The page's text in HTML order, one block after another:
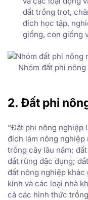
đất trồng trọt,
đích học tập,
giống, con giống
Nhóm đất phi
2. Đất phi
“Đất phi nông nghiệp
đích làm nông nghiệp
trồng cây lâu năm;
đất rừng đặc dụng;
đất nông nghiệp khác
kính và các loại nhà
cả các hình thức